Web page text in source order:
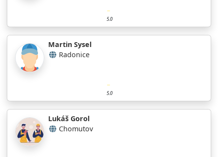
5.0
Martin Sysel
Radonice
5.0
Lukáš Gorol
Chomutov